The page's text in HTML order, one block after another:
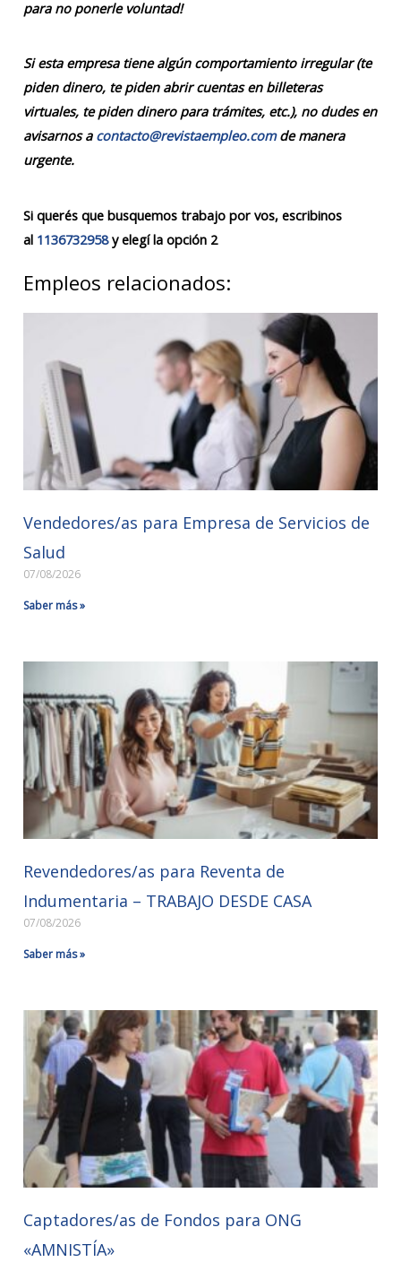
para no ponerle voluntad!
Si esta empresa tiene algún comportamiento irregular (te
piden dinero, te piden abrir cuentas en billeteras
virtuales, te piden dinero para trámites, etc.), no dudes en
avisarnos a contacto@revistaempleo.comde manera
urgente.
Si querés que busquemos trabajo por vos, escribinos
al 1136732958y elegí la opción 2
Empleos relacionados:
Vendedores/as para Empresa de Servicios de
Salud
07/08/2026
Saber más »
Revendedores/as para Reventa de
Indumentaria – TRABAJO DESDE CASA
07/08/2026
Saber más »
Captadores/as de Fondos para ONG
«AMNISTÍA»